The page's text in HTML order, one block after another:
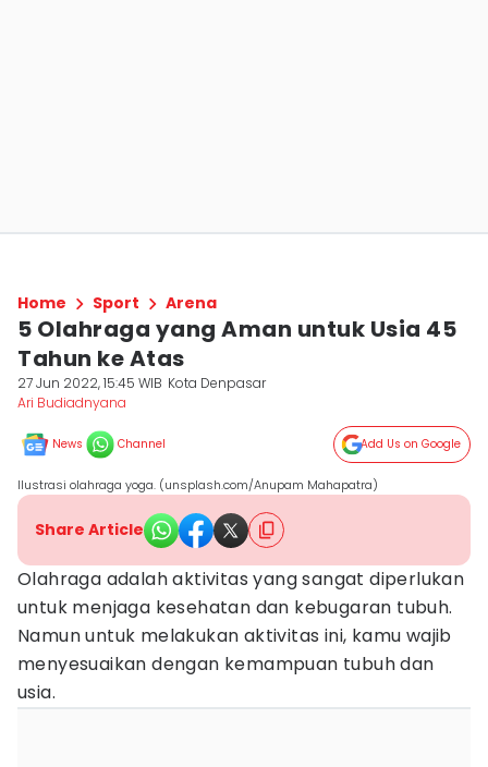
Home Sport Arena
5 Olahraga yang Aman untuk Usia 45
Tahun ke Atas
27 Jun 2022, 15:45 WIB Kota Denpasar
Ari Budiadnyana
News Channel Add Us on Google
Ilustrasi olahraga yoga. (unsplash.com/Anupam Mahapatra)
Share Article
Olahraga adalah aktivitas yang sangat diperlukan
untuk menjaga kesehatan dan kebugaran tubuh.
Namun untuk melakukan aktivitas ini, kamu wajib
menyesuaikan dengan kemampuan tubuh dan
usia.